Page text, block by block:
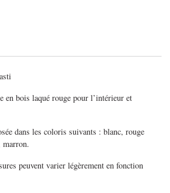
en bois laqué rouge pour l’intérieur et
dans les coloris suivants : blanc, rouge
marron.
peuvent varier légèrement en fonction